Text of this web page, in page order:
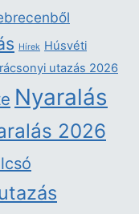
Hírek Húsvéti
utazás 2026
Nyaralás
2026